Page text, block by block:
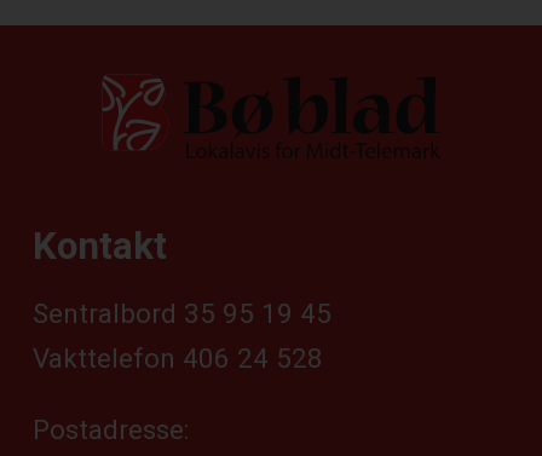
Kontakt
Sentralbord 35 95 19 45
Vakttelefon 406 24 528
Postadresse: